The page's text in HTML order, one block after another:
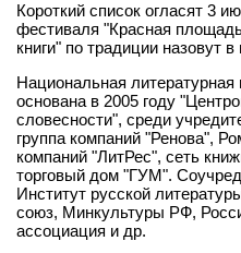
Короткий список огласят 3
фестиваля "Красная
книги" по традиции назовут
Национальная
основана в 2005 году
словесности", среди
группа компаний "Ренова",
компаний "ЛитРес", сеть
торговый дом "ГУМ".
Институт русской
союз, Минкультуры РФ,
ассоциация и др.